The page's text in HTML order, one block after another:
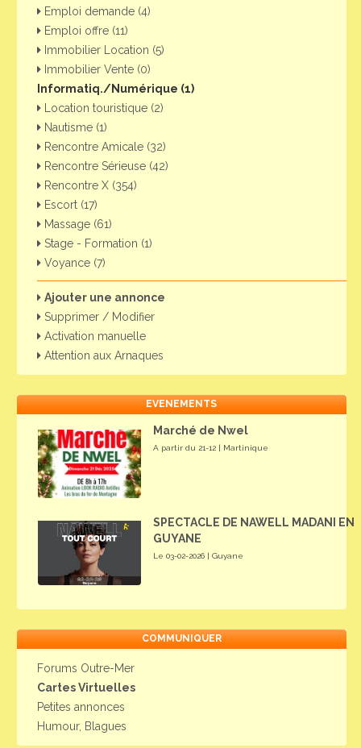
Emploi demande (4)
Emploi offre (11)
Immobilier Location (5)
Immobilier Vente (0)
Informatiq./Numérique (1)
Location touristique (2)
Nautisme (1)
Rencontre Amicale (32)
Rencontre Sérieuse (42)
Rencontre X (354)
Escort (17)
Massage (61)
Stage - Formation (1)
Voyance (7)
Ajouter une annonce
Supprimer / Modifier
Activation manuelle
Attention aux Arnaques
EVENEMENTS
Marché de Nwel
A partir du 21-12 | Martinique
SPECTACLE DE NAWELL MADANI EN
GUYANE
Le 03-02-2026 | Guyane
COMMUNIQUER
Forums Outre-Mer
Cartes Virtuelles
Petites annonces
Humour, Blagues